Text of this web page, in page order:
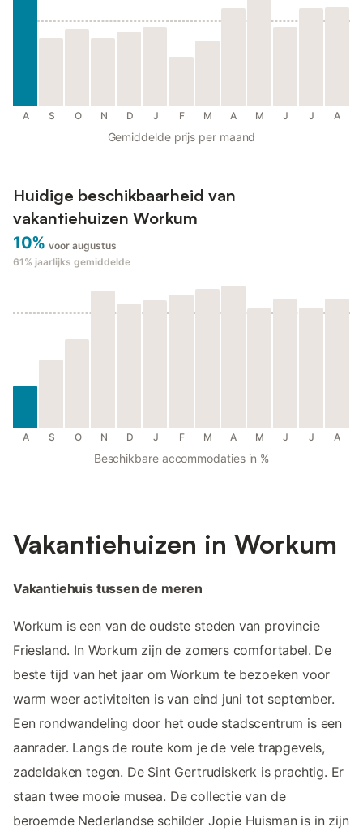
A S O N D J F M A M J J A
Gemiddelde prijs per maand
Huidige beschikbaarheid van
vakantiehuizen Workum
10% voor augustus
61% jaarlijks gemiddelde
A S O N D J F M A M J J A
Beschikbare accommodaties in %
Vakantiehuizen in Workum
Vakantiehuis tussen de meren
Workum is een van de oudste steden van provincie
Friesland. In Workum zijn de zomers comfortabel. De
beste tijd van het jaar om Workum te bezoeken voor
warm weer activiteiten is van eind juni tot september.
Een rondwandeling door het oude stadscentrum is een
aanrader. Langs de route kom je de vele trapgevels,
zadeldaken tegen. De Sint Gertrudiskerk is prachtig. Er
staan twee mooie musea. De collectie van de
beroemde Nederlandse schilder Jopie Huisman is in zijn